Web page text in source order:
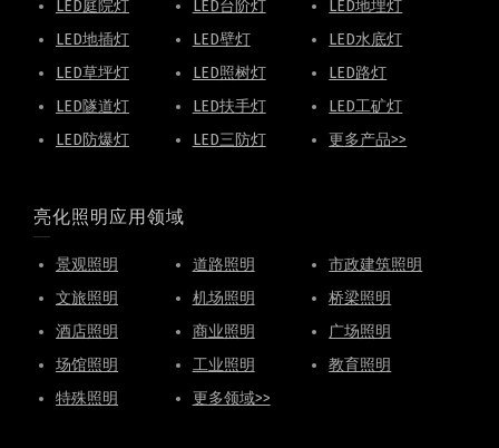
LED庭院灯
LED台阶灯
LED地埋灯
LED地插灯
LED壁灯
LED水底灯
LED草坪灯
LED照树灯
LED路灯
LED隧道灯
LED扶手灯
LED工矿灯
LED防爆灯
LED三防灯 更多产品>>
亮化照明应用领域
景观照明 道路照明
市政建筑照明
文旅照明
机场照明
桥梁照明
酒店照明
商业照明
广场照明
场馆照明
工业照明
教育照明
特殊照明
更多领域>>